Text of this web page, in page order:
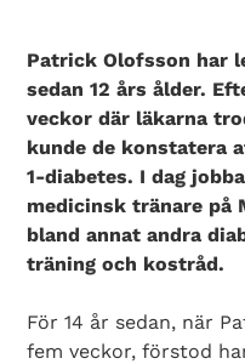
Patrick Olofsson har
sedan 12 års ålder.
veckor där läkarna
kunde de konstatera
1-diabetes. I dag
medicinsk tränare på
bland annat andra
träning och kostråd.
För 14 år sedan, när
fem veckor, förstod